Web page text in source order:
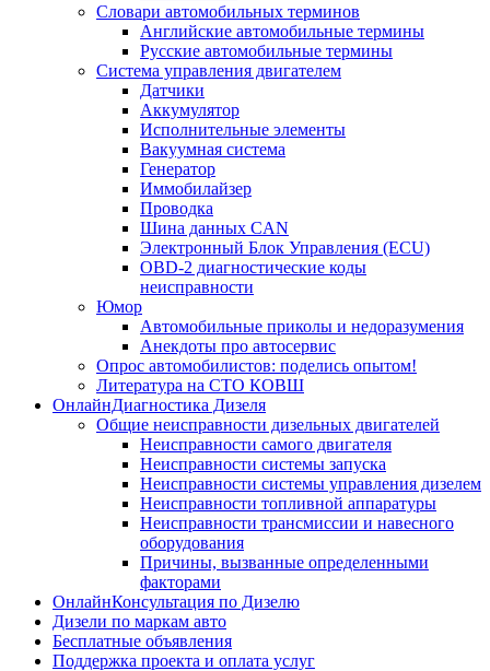
Словари автомобильных терминов
Английские автомобильные термины
Русские автомобильные термины
Система управления двигателем
Датчики
Аккумулятор
Исполнительные элементы
Вакуумная система
Генератор
Иммобилайзер
Проводка
Шина данных CAN
Электронный Блок Управления (ECU)
OBD-2 диагностические коды
неисправности
Юмор
Автомобильные приколы и недоразумения
Анекдоты про автосервис
Опрос автомобилистов: поделись опытом!
Литература на СТО КОВШ
ОнлайнДиагностика Дизеля
Общие неисправности дизельных двигателей
Неисправности самого двигателя
Неисправности системы запуска
Неисправности системы управления дизелем
Неисправности топливной аппаратуры
Неисправности трансмиссии и навесного
оборудования
Причины, вызванные определенными
факторами
ОнлайнКонсультация по Дизелю
Дизели по маркам авто
Бесплатные объявления
Поддержка проекта и оплата услуг